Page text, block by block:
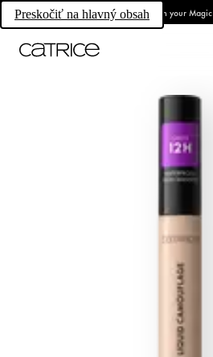
Preskočiť na hlavný obsahOwn your Magic